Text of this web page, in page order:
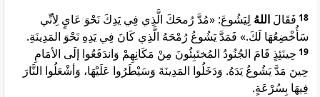
18 فَقَالَ اللهُ لِيَشُوعَ: «مُدَّ رُمحَكَ الَّذِي فِي يَدِكَ نَحْوَ عَايٍ لِأنِّي
سَأُخْضِعُهَا لَكَ.» فَمَدَّ يَشُوعُ رُمْحَهُ الَّذِي كَانَ فِي يَدِهِ نَحْوَ المَدِينَةِ.
19 حِينَئِذٍ قَامَ الجُنُودُ المُختَبِئُونَ مِنْ مَكَانِهِمْ وَاندَفَعُوا إلَى الأمَامِ
حِينَ مَدَّ يَشُوعُ يَدَهُ. وَدَخَلُوا المَدِينَةَ وَسَيْطَرُوا عَلَيْهَا، وَأشْعَلُوا النَّارَ
فِيهَا بِسُرْعَةٍ.